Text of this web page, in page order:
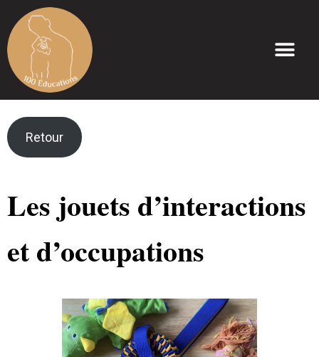
Retour
Les jouets d’interactions
et d’occupations